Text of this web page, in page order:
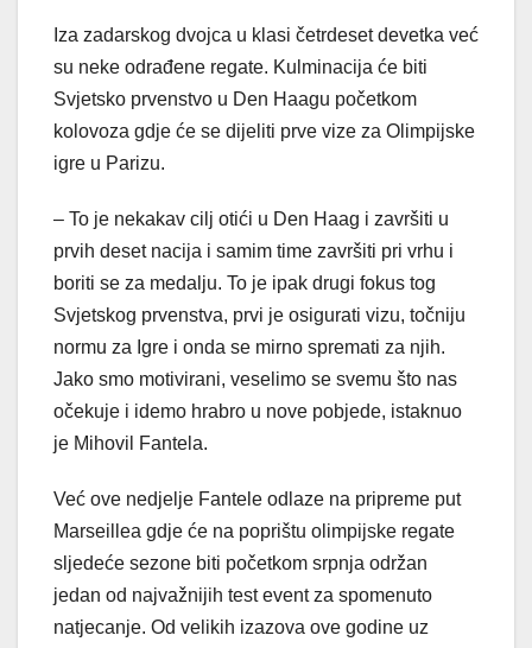
Iza zadarskog dvojca u klasi četrdeset devetka već
su neke odrađene regate. Kulminacija će biti
Svjetsko prvenstvo u Den Haagu početkom
kolovoza gdje će se dijeliti prve vize za Olimpijske
igre u Parizu.
– To je nekakav cilj otići u Den Haag i završiti u
prvih deset nacija i samim time završiti pri vrhu i
boriti se za medalju. To je ipak drugi fokus tog
Svjetskog prvenstva, prvi je osigurati vizu, točniju
normu za Igre i onda se mirno spremati za njih.
Jako smo motivirani, veselimo se svemu što nas
očekuje i idemo hrabro u nove pobjede, istaknuo
je Mihovil Fantela.
Već ove nedjelje Fantele odlaze na pripreme put
Marseillea gdje će na poprištu olimpijske regate
sljedeće sezone biti početkom srpnja održan
jedan od najvažnijih test event za spomenuto
natjecanje. Od velikih izazova ove godine uz